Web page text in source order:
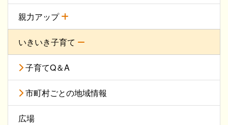
親力アップ
いきいき子育て
子育てQ＆A
市町村ごとの地域情報
広場